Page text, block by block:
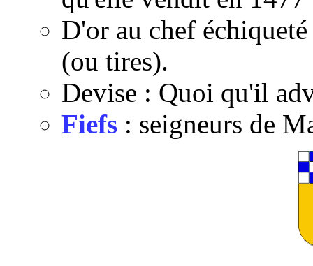
D'or au chef
(ou tires).
Devise : Quoi qu'il
Fiefs : seigneurs de